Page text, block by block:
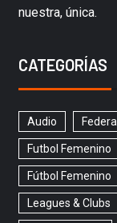
nuestra, única.
CATEGORÍAS
Audio
Futbol Femenino
Fútbol Femenino
Leagues & Clubs